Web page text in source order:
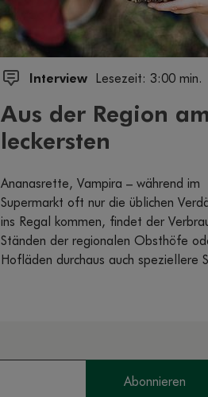
Interview Lesezeit: 3:00 min.
Aus der Region am
leckersten
Ananasrette, Vampira – während im
Supermarkt oft nur die üblichen
ins Regal kommen, findet der
Ständen der regionalen Obsthöfe
Hofläden durchaus auch speziellere
Abonnieren